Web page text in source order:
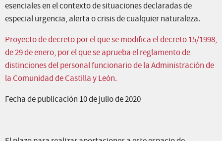
esenciales en el contexto de situaciones declaradas de
especial urgencia, alerta o crisis de cualquier naturaleza.
Proyecto de decreto por el que se modifica el decreto 15/1998,
de 29 de enero, por el que se aprueba el reglamento de
distinciones del personal funcionario de la Administración de
la Comunidad de Castilla y León.
Fecha de publicación 10 de julio de 2020